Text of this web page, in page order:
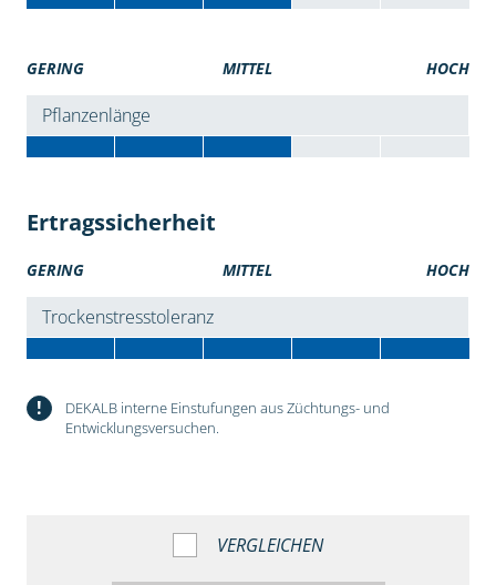
GERING MITTEL HOCH
Pflanzenlänge
Ertragssicherheit
GERING MITTEL HOCH
Trockenstresstoleranz
!
DEKALB interne Einstufungen aus Züchtungs- und
Entwicklungsversuchen.
VERGLEICHEN